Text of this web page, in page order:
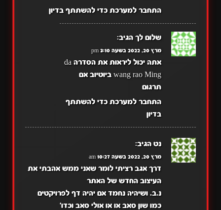
התחבר למערכת כדי להשתתף בדיון
שלום לך הגיב:
מרץ 20, 2022 בשעה 3:10 pm
אתה יכול ליראות את הסדרה da
wang rao Ming ביוטיוב אם
תרגום
התחבר למערכת כדי להשתתף
בדיון
נט הגיב:
מרץ 20, 2022 בשעה 10:27 am
דרך אגב רציתי לומר שאני ממש אהבתי את
העיצוב החדש של האתר
נ.ב. ושיהיה נחמד אם יהיה דף לפרויקטים
כמו שון סאב או או אולי סאב וכדו'